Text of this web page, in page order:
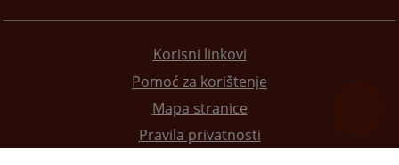
Korisni linkovi
Pomoć za korištenje
Mapa stranice
Pravila privatnosti